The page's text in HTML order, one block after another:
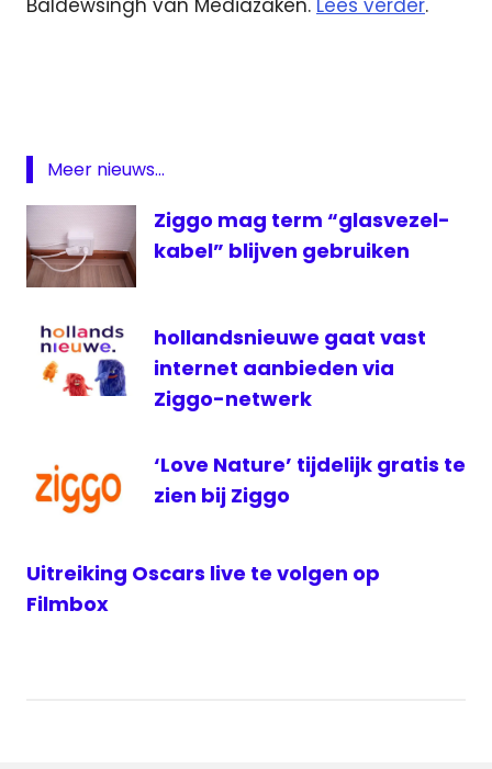
Baldewsingh van Mediazaken. Lees verder.
Omroep
Programmaraad
RTLZ
VI
ziggo
Meer nieuws...
Ziggo mag term “glasvezel-
kabel” blijven gebruiken
hollandsnieuwe gaat vast
internet aanbieden via
Ziggo-netwerk
‘Love Nature’ tijdelijk gratis te
zien bij Ziggo
Uitreiking Oscars live te volgen op
Filmbox